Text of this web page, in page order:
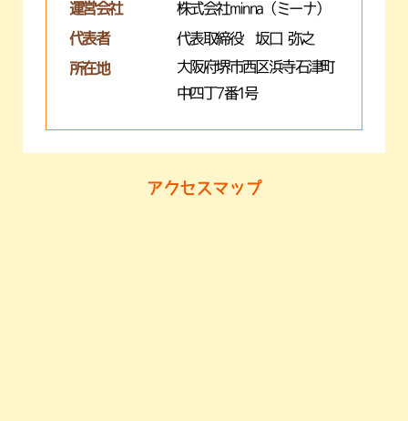
運営会社 株式会社minna（ミーナ）
代表者 代表取締役 坂口 弥之
所在地
大阪府堺市西区浜寺石津町
中四丁7番1号
アクセスマップ